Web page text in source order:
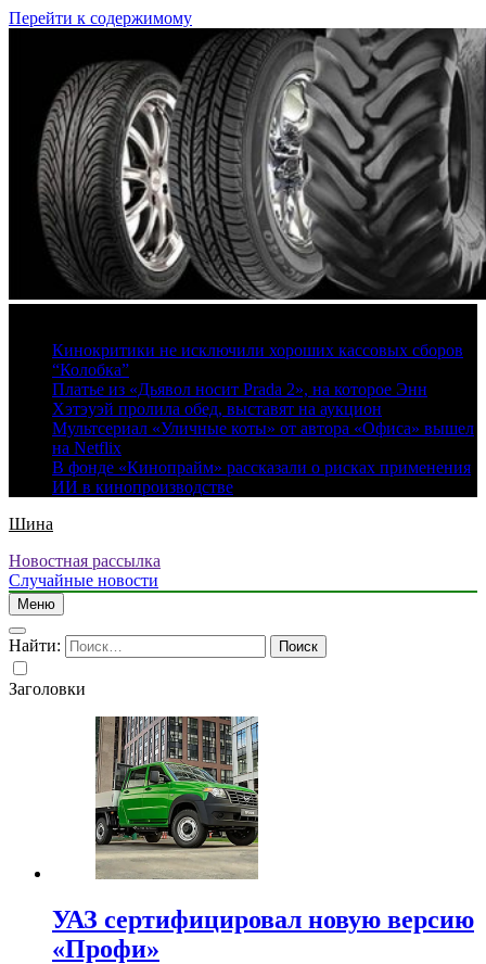
Перейти к содержимому
Кинокритики не исключили хороших кассовых сборов
“Колобка”
Платье из «Дьявол носит Prada 2», на которое Энн
Хэтэуэй пролила обед, выставят на аукцион
Мультсериал «Уличные коты» от автора «Офиса» вышел
на Netflix
В фонде «Кинопрайм» рассказали о рисках применения
ИИ в кинопроизводстве
Шина
Новостная рассылка
Случайные новости
Меню
Найти:
Заголовки
УАЗ сертифицировал новую версию
«Профи»